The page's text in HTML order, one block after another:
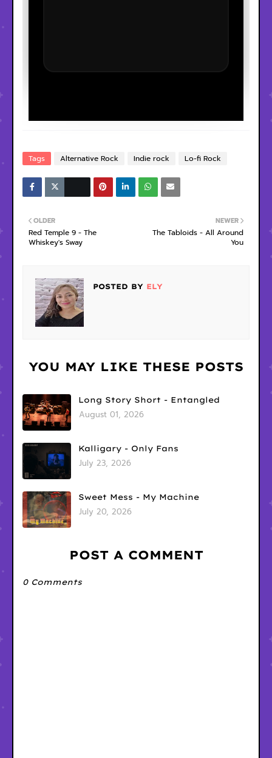
Tags Alternative Rock Indie rock Lo-fi Rock
NEWER
The Tabloids - All Around
You
OLDER
Red Temple 9 - The
Whiskey's Sway
POSTED BY ELY
YOU MAY LIKE THESE POSTS
Long Story Short - Entangled
August 01, 2026
Kalligary - Only Fans
July 23, 2026
Sweet Mess - My Machine
July 20, 2026
POST A COMMENT
0 Comments